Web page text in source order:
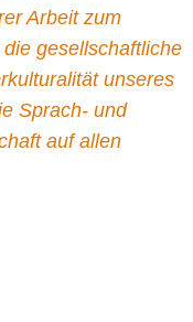
Arbeit zum
gesellschaftliche
unseres
Sprach- und
auf allen